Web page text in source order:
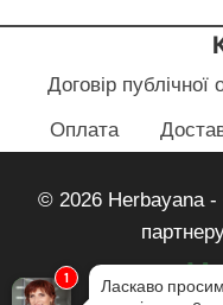
Договір публічної
Оплата
© 2026 Herbayana
1 Ласкаво